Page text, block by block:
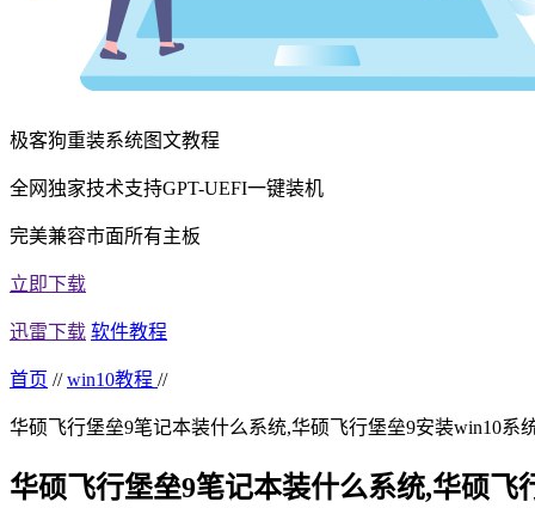
极客狗重装系统图文教程
全网独家技术支持GPT-UEFI一键装机
完美兼容市面所有主板
立即下载
迅雷下载 软件教程
首页 // win10教程 //
华硕飞行堡垒9笔记本装什么系统,华硕飞行堡垒9安装win10系
华硕飞行堡垒9笔记本装什么系统,华硕飞